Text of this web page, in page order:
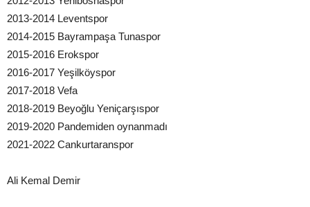
2013-2014 Leventspor
2014-2015 Bayrampaşa Tunaspor
2015-2016 Erokspor
2016-2017 Yeşilköyspor
2017-2018 Vefa
2018-2019 Beyoğlu Yeniçarşıspor
2019-2020 Pandemiden oynanmadı
2021-2022 Cankurtaranspor
Ali Kemal Demir